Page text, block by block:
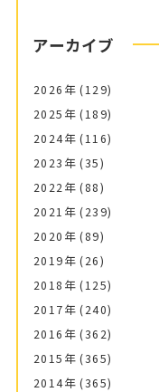
アーカイブ
2026年 (129)
2025年 (189)
2024年 (116)
2023年 (35)
2022年 (88)
2021年 (239)
2020年 (89)
2019年 (26)
2018年 (125)
2017年 (240)
2016年 (362)
2015年 (365)
2014年 (365)